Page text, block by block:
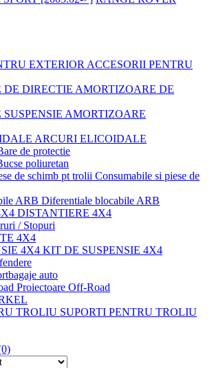
ACCESORII PENTRU
AMORTIZOARE DE
AMORTIZOARE
ARCURI ELICOIDALE
de protectie
poliuretan
Consumabile si piese de
Diferentiale blocabile ARB
DISTANTIERE 4X4
/ Stopuri
4X4
KIT DE SUSPENSIE 4X4
auto
Proiectoare Off-Road
SUPORTI PENTRU TROLIU